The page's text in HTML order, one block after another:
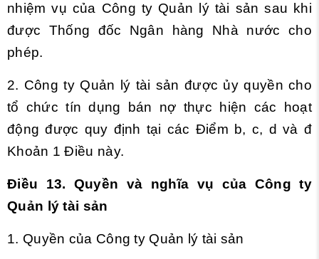
nhiệm vụ của Công ty Quản lý tài sản sau khi
được Thống đốc Ngân hàng Nhà nước cho
phép.
2. Công ty Quản lý tài sản được ủy quyền cho
tổ chức tín dụng bán nợ thực hiện các hoạt
động được quy định tại các Điểm b, c, d và đ
Khoản 1 Điều này.
Điều 13. Quyền và nghĩa vụ của Công ty
Quản lý tài sản
1. Quyền của Công ty Quản lý tài sản